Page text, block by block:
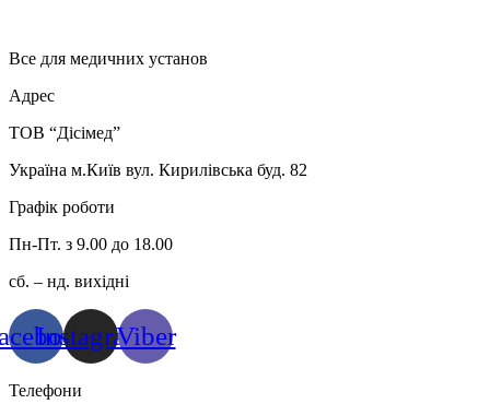
Все для медичних установ
Адрес
ТОВ “Дісімед”
Україна м.Київ вул. Кирилівська буд. 82
Графік роботи
Пн-Пт. з 9.00 до 18.00
сб. – нд. вихідні
InstagramViber
Телефони